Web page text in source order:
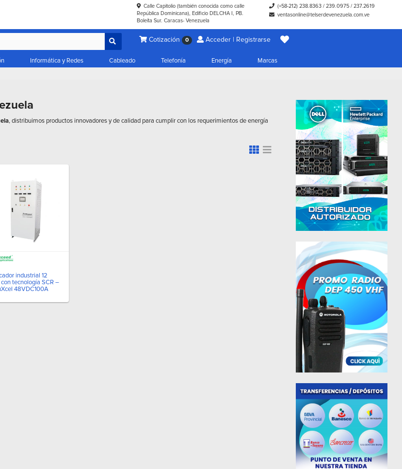
Calle Capitolio (también conocida como calle
República Dominicana), Edificio DELCHA I, PB.
Boleíta Sur. Caracas- Venezuela
(+58-212) 238.8363 /239.0975 /237.2619
ventasonline@telserdevenezuela.com.ve
Cotización 0 Acceder | Registrarse
Informática y Redes Cableado Telefonía Energía Marcas
, distribuimos productos innovadores y de calidad para cumplir con los requerimientos de energía
industrial 12
tecnología SCR –
48VDC100A